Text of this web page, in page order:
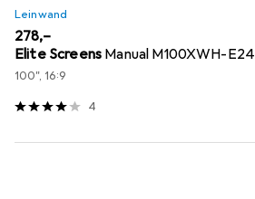
Leinwand
EUR
278,–
Elite Screens Manual M100XWH-E24
100", 16:9
4